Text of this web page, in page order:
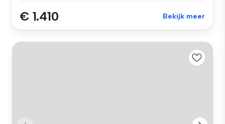
€ 1.410 Bekijk meer